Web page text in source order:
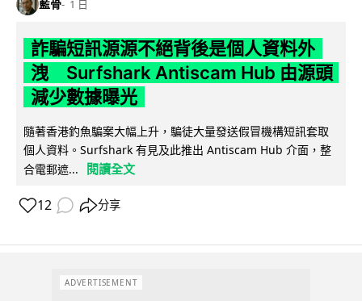
藍骨 1 日
詐騙短訊源源不絕背後是個人資料外
洩 Surfshark Antiscam Hub 由源頭
減少數據曝光
隨著香港釣魚騙案大幅上升，騙徒大量發送假冒機構短訊套取
個人資料。Surfshark 有見及此推出 Antiscam Hub 介面，整
合電郵遮...
閱讀全文
12 分享
ADVERTISEMENT